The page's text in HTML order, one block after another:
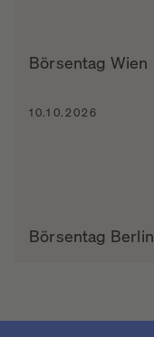
Börsentag Wien
10.10.2026
Börsentag Berlin